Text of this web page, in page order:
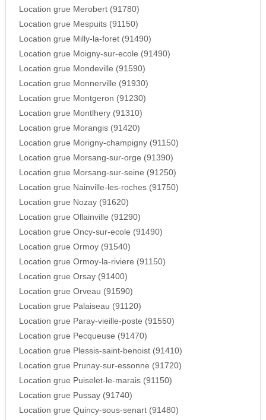
Location grue Merobert (91780)
Location grue Mespuits (91150)
Location grue Milly-la-foret (91490)
Location grue Moigny-sur-ecole (91490)
Location grue Mondeville (91590)
Location grue Monnerville (91930)
Location grue Montgeron (91230)
Location grue Montlhery (91310)
Location grue Morangis (91420)
Location grue Morigny-champigny (91150)
Location grue Morsang-sur-orge (91390)
Location grue Morsang-sur-seine (91250)
Location grue Nainville-les-roches (91750)
Location grue Nozay (91620)
Location grue Ollainville (91290)
Location grue Oncy-sur-ecole (91490)
Location grue Ormoy (91540)
Location grue Ormoy-la-riviere (91150)
Location grue Orsay (91400)
Location grue Orveau (91590)
Location grue Palaiseau (91120)
Location grue Paray-vieille-poste (91550)
Location grue Pecqueuse (91470)
Location grue Plessis-saint-benoist (91410)
Location grue Prunay-sur-essonne (91720)
Location grue Puiselet-le-marais (91150)
Location grue Pussay (91740)
Location grue Quincy-sous-senart (91480)